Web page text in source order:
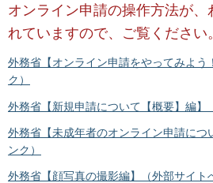
オンライン申請の操作方法が、
れていますので、ご覧ください。
外務省【オンライン申請をやってみよう
ク）
外務省【新規申請について【概要】編】
外務省【未成年者のオンライン申請につ
ンク）
外務省【顔写真の撮影編】（外部サイト